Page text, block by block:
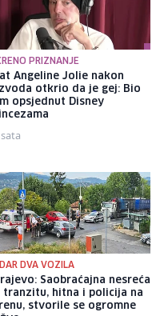
PRIZNANJE
Angeline Jolie nakon
otkrio da je gej: Bio
opsjednut Disney
DVA VOZILA
Saobraćajna nesreća
tranzitu, hitna i policija na
stvorile se ogromne